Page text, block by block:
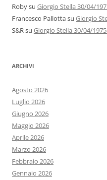
Robysu Giorgio Stella 30/04/
Francesco Pallottasu Giorgio
S&Rsu Giorgio Stella 30/04/
ARCHIVI
Agosto 2026
Luglio 2026
Giugno 2026
Maggio 2026
Aprile 2026
Marzo 2026
Febbraio 2026
Gennaio 2026